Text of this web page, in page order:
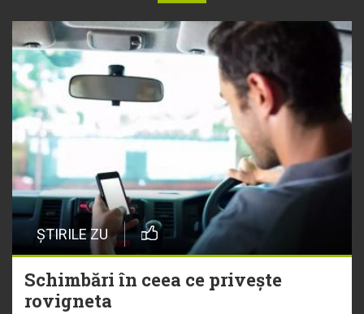
ȘTIRILE ZU
Schimbări în ceea ce privește
rovigneta